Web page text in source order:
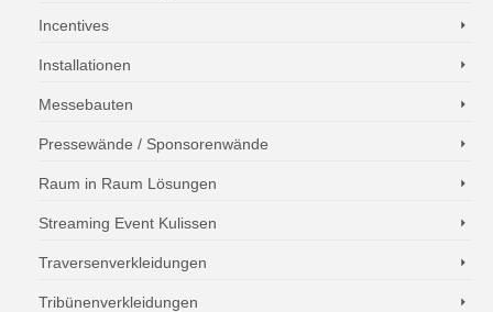
Incentives
Installationen
Messebauten
Pressewände / Sponsorenwände
Raum in Raum Lösungen
Streaming Event Kulissen
Traversenverkleidungen
Tribünenverkleidungen